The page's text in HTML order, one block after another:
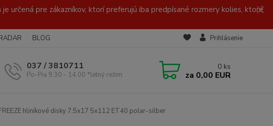
určená pre zákazníkov, ktorí preferujú iba predpísané rozmery kolies, ktoré
BLOG Prihlásenie
037 / 3810711
Po-Pia 9.30 - 14.00 *letný režim
0 ks
za 0,00 EUR
hliníkové disky 7,5x17 5x112 ET40 polar-silber